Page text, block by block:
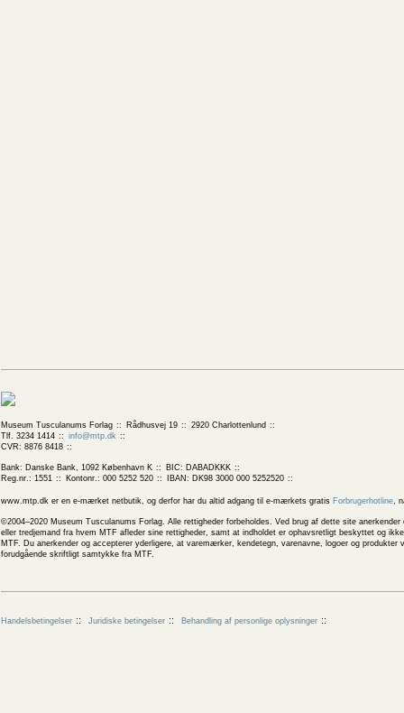
Museum Tusculanums Forlag Rådhusvej 19
2920 Charlottenlund
Tlf. 3234 1414
info@mtp.dk
CVR: 8876 8418
Bank: Danske Bank, 1092 København K
BIC: DABADKKK
Reg.nr.: 1551
Kontonr.: 000 5252 520 IBAN: DK98 3000 000 5252520
www.mtp.dk er en e-mærket netbutik, og derfor har du altid adgang til e-mærkets gratis Forbrugerhotline,
©2004–2020 Museum Tusculanums Forlag. Alle rettigheder forbeholdes. Ved brug af dette site
eller tredjemand fra hvem MTF afleder sine rettigheder, samt at indholdet er ophavsretligt beskyttet og
MTF. Du anerkender og accepterer yderligere, at varemærker, kendetegn, varenavne, logoer og
forudgående skriftligt samtykke fra MTF.
Handelsbetingelser Juridiske betingelser Behandling af personlige oplysninger